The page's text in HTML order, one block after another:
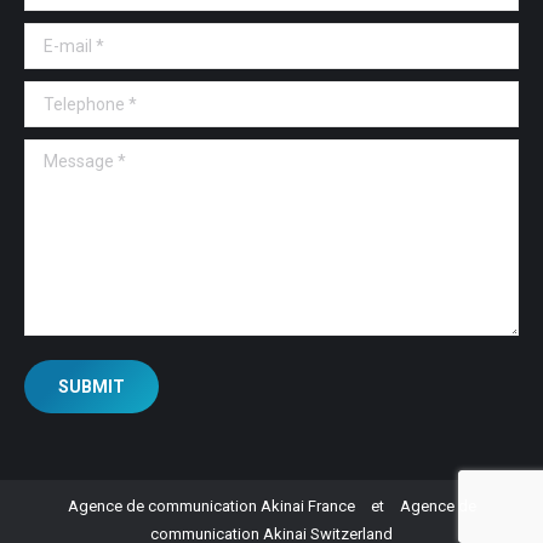
E-mail *
Telephone *
Message *
SUBMIT
Agence de communication Akinai France et Agence de
communication Akinai Switzerland